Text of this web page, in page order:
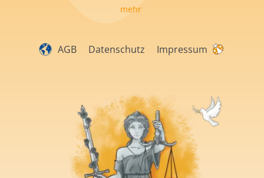
mehr
AGB Datenschutz Impressum